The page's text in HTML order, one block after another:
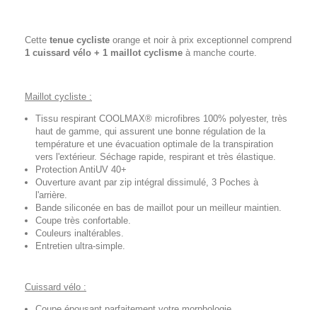
Cette tenue cycliste orange et noir à prix exceptionnel comprend
1 cuissard vélo + 1 maillot cyclisme à manche courte.
Maillot cycliste :
Tissu respirant COOLMAX® microfibres 100% polyester, très
haut de gamme, qui assurent une bonne régulation de la
température et une évacuation optimale de la transpiration
vers l'extérieur. Séchage rapide, respirant et très élastique.
Protection AntiUV 40+
Ouverture avant par zip intégral dissimulé, 3 Poches à
l'arrière.
Bande siliconée en bas de maillot pour un meilleur maintien.
Coupe très confortable.
Couleurs inaltérables.
Entretien ultra-simple.
Cuissard vélo :